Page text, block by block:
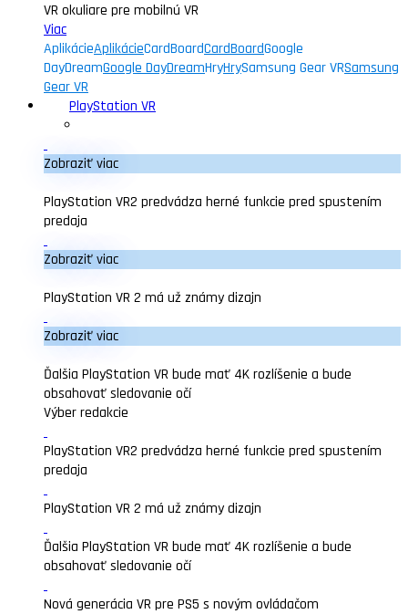
VR okuliare pre mobilnú VR
Viac
AplikácieAplikácieCardBoardCardBoardGoogle
DayDreamGoogle DayDreamHryHrySamsung Gear VRSamsung
Gear VR
PlayStation VR
Zobraziť viac
PlayStation VR2 predvádza herné funkcie pred spustením
predaja
Zobraziť viac
PlayStation VR 2 má už známy dizajn
Zobraziť viac
Ďalšia PlayStation VR bude mať 4K rozlíšenie a bude
obsahovať sledovanie očí
Výber redakcie
PlayStation VR2 predvádza herné funkcie pred spustením
predaja
PlayStation VR 2 má už známy dizajn
Ďalšia PlayStation VR bude mať 4K rozlíšenie a bude
obsahovať sledovanie očí
Nová generácia VR pre PS5 s novým ovládačom